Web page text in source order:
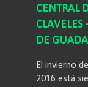
CENTRAL
CLAVELES
DE
El invierno
2016 está